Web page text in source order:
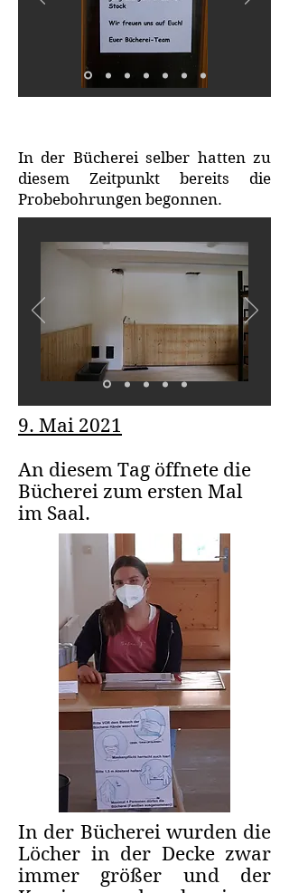
In der Bücherei selber hatten zu
diesem Zeitpunkt bereits die
Probebohrungen begonnen.
9. Mai 2021
An diesem Tag öffnete die
Bücherei zum ersten Mal
im Saal.
In der Bücherei wurden die
Löcher in der Decke zwar
immer größer und der